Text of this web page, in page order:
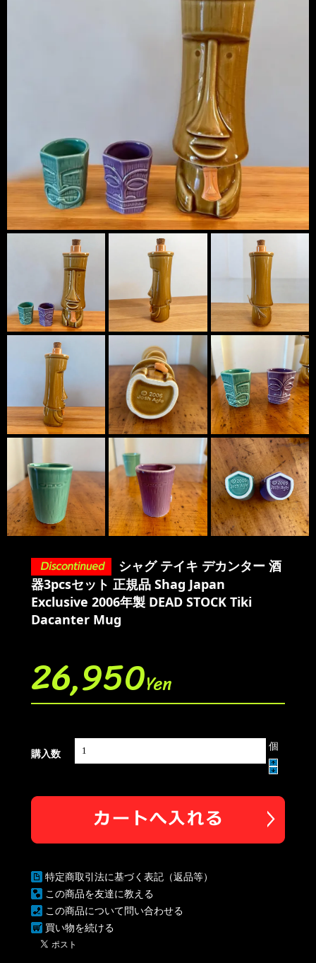
シャグ テイキ デカンター 酒
器3pcsセット 正規品 Shag Japan
Exclusive 2006年製 DEAD STOCK Tiki
Dacanter Mug
26,950Yen
購入数
個
特定商取引法に基づく表記（返品等）
この商品を友達に教える
この商品について問い合わせる
買い物を続ける